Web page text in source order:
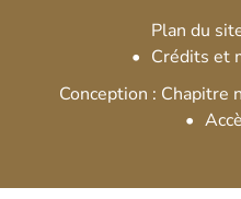
Plan du
Crédits et
Conception : Chapitre